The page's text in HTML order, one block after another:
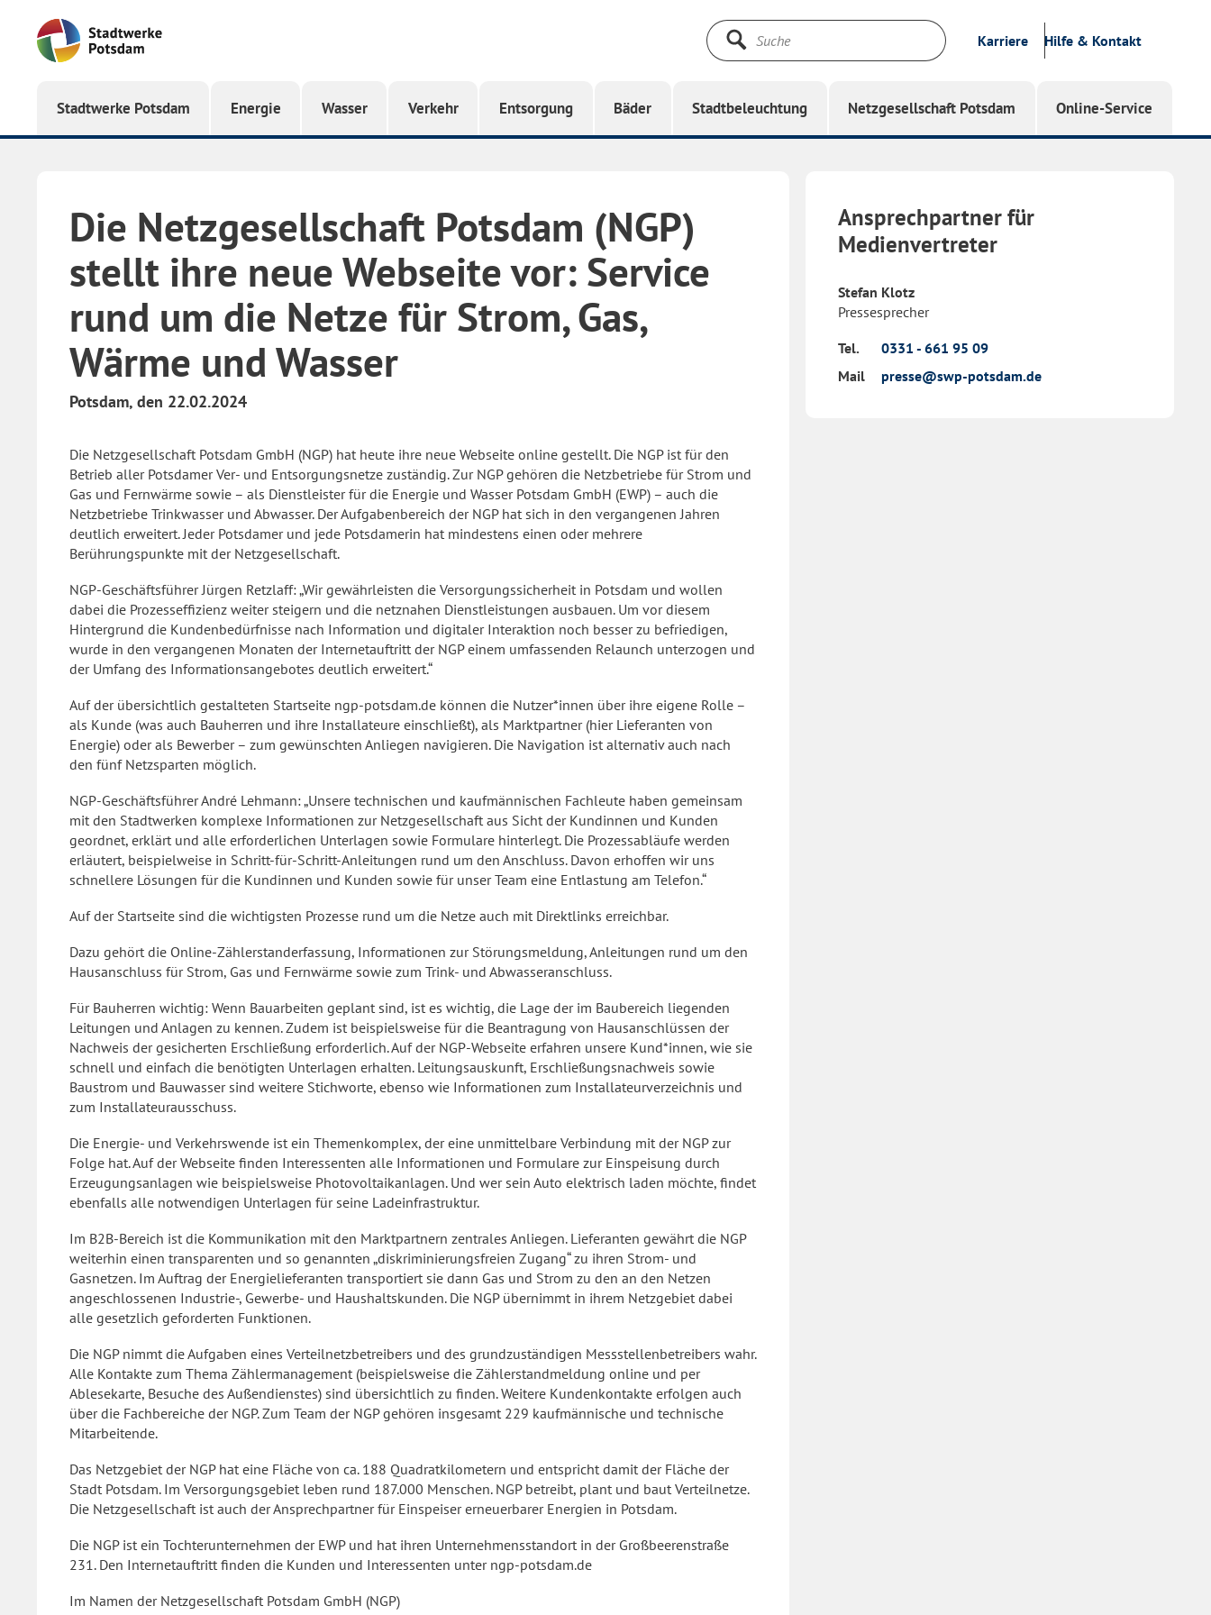
Startseite
Suche
Karriere Hilfe & Kontakt
Stadtwerke Potsdam Energie Wasser Verkehr Entsorgung Bäder Stadtbeleuchtung Netzgesellschaft Potsdam Online-Service
Die Netzgesellschaft Potsdam (NGP)
stellt ihre neue Webseite vor: Service
rund um die Netze für Strom, Gas,
Wärme und Wasser
Potsdam, den 22.02.2024
Die Netzgesellschaft Potsdam GmbH (NGP) hat heute ihre neue Webseite online gestellt. Die NGP ist für den
Betrieb aller Potsdamer Ver- und Entsorgungsnetze zuständig. Zur NGP gehören die Netzbetriebe für Strom und
Gas und Fernwärme sowie – als Dienstleister für die Energie und Wasser Potsdam GmbH (EWP) – auch die
Netzbetriebe Trinkwasser und Abwasser. Der Aufgabenbereich der NGP hat sich in den vergangenen Jahren
deutlich erweitert. Jeder Potsdamer und jede Potsdamerin hat mindestens einen oder mehrere
Berührungspunkte mit der Netzgesellschaft.
NGP-Geschäftsführer Jürgen Retzlaff: „Wir gewährleisten die Versorgungssicherheit in Potsdam und wollen
dabei die Prozesseffizienz weiter steigern und die netznahen Dienstleistungen ausbauen. Um vor diesem
Hintergrund die Kundenbedürfnisse nach Information und digitaler Interaktion noch besser zu befriedigen,
wurde in den vergangenen Monaten der Internetauftritt der NGP einem umfassenden Relaunch unterzogen und
der Umfang des Informationsangebotes deutlich erweitert.“
Auf der übersichtlich gestalteten Startseite ngp-potsdam.de können die Nutzer*innen über ihre eigene Rolle –
als Kunde (was auch Bauherren und ihre Installateure einschließt), als Marktpartner (hier Lieferanten von
Energie) oder als Bewerber – zum gewünschten Anliegen navigieren. Die Navigation ist alternativ auch nach
den fünf Netzsparten möglich.
NGP-Geschäftsführer André Lehmann: „Unsere technischen und kaufmännischen Fachleute haben gemeinsam
mit den Stadtwerken komplexe Informationen zur Netzgesellschaft aus Sicht der Kundinnen und Kunden
geordnet, erklärt und alle erforderlichen Unterlagen sowie Formulare hinterlegt. Die Prozessabläufe werden
erläutert, beispielweise in Schritt-für-Schritt-Anleitungen rund um den Anschluss. Davon erhoffen wir uns
schnellere Lösungen für die Kundinnen und Kunden sowie für unser Team eine Entlastung am Telefon.“
Auf der Startseite sind die wichtigsten Prozesse rund um die Netze auch mit Direktlinks erreichbar.
Dazu gehört die Online-Zählerstanderfassung, Informationen zur Störungsmeldung, Anleitungen rund um den
Hausanschluss für Strom, Gas und Fernwärme sowie zum Trink- und Abwasseranschluss.
Für Bauherren wichtig: Wenn Bauarbeiten geplant sind, ist es wichtig, die Lage der im Baubereich liegenden
Leitungen und Anlagen zu kennen. Zudem ist beispielsweise für die Beantragung von Hausanschlüssen der
Nachweis der gesicherten Erschließung erforderlich. Auf der NGP-Webseite erfahren unsere Kund*innen, wie sie
schnell und einfach die benötigten Unterlagen erhalten. Leitungsauskunft, Erschließungsnachweis sowie
Baustrom und Bauwasser sind weitere Stichworte, ebenso wie Informationen zum Installateurverzeichnis und
zum Installateurausschuss.
Die Energie- und Verkehrswende ist ein Themenkomplex, der eine unmittelbare Verbindung mit der NGP zur
Folge hat. Auf der Webseite finden Interessenten alle Informationen und Formulare zur Einspeisung durch
Erzeugungsanlagen wie beispielsweise Photovoltaikanlagen. Und wer sein Auto elektrisch laden möchte, findet
ebenfalls alle notwendigen Unterlagen für seine Ladeinfrastruktur.
Im B2B-Bereich ist die Kommunikation mit den Marktpartnern zentrales Anliegen. Lieferanten gewährt die NGP
weiterhin einen transparenten und so genannten „diskriminierungsfreien Zugang“ zu ihren Strom- und
Gasnetzen. Im Auftrag der Energielieferanten transportiert sie dann Gas und Strom zu den an den Netzen
angeschlossenen Industrie-, Gewerbe- und Haushaltskunden. Die NGP übernimmt in ihrem Netzgebiet dabei
alle gesetzlich geforderten Funktionen.
Die NGP nimmt die Aufgaben eines Verteilnetzbetreibers und des grundzuständigen Messstellenbetreibers wahr.
Alle Kontakte zum Thema Zählermanagement (beispielsweise die Zählerstandmeldung online und per
Ablesekarte, Besuche des Außendienstes) sind übersichtlich zu finden. Weitere Kundenkontakte erfolgen auch
über die Fachbereiche der NGP. Zum Team der NGP gehören insgesamt 229 kaufmännische und technische
Mitarbeitende.
Das Netzgebiet der NGP hat eine Fläche von ca. 188 Quadratkilometern und entspricht damit der Fläche der
Stadt Potsdam. Im Versorgungsgebiet leben rund 187.000 Menschen. NGP betreibt, plant und baut Verteilnetze.
Die Netzgesellschaft ist auch der Ansprechpartner für Einspeiser erneuerbarer Energien in Potsdam.
Die NGP ist ein Tochterunternehmen der EWP und hat ihren Unternehmensstandort in der Großbeerenstraße
231. Den Internetauftritt finden die Kunden und Interessenten unter ngp-potsdam.de
Im Namen der Netzgesellschaft Potsdam GmbH (NGP)
Ansprechpartner für
Medienvertreter
Stefan Klotz
Pressesprecher
Tel.
0331 - 661 95 09
Mail
presse@swp-potsdam.de